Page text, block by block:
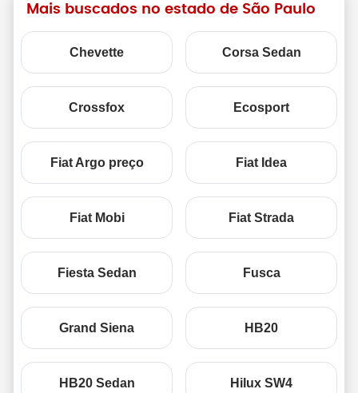
Mais buscados no estado de São Paulo
Chevette Corsa Sedan
Crossfox Ecosport
Fiat Argo preço Fiat Idea
Fiat Mobi Fiat Strada
Fiesta Sedan Fusca
Grand Siena HB20
HB20 Sedan Hilux SW4